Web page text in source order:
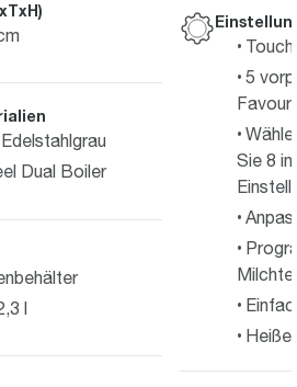
Dual Boiler
l
5
Sie 8